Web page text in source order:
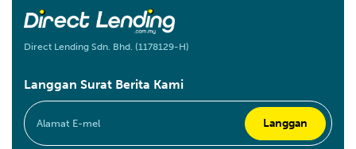
Direct Lending Sdn. Bhd. (1178129-H)
Langgan Surat Berita Kami